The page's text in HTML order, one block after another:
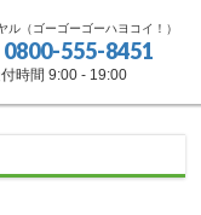
ル（ゴーゴーゴーハヨコイ！）
0800-555-8451
時間 9:00 - 19:00